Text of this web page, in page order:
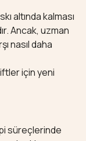
altında kalması
Ancak, uzman
nasıl daha
için yeni
süreçlerinde